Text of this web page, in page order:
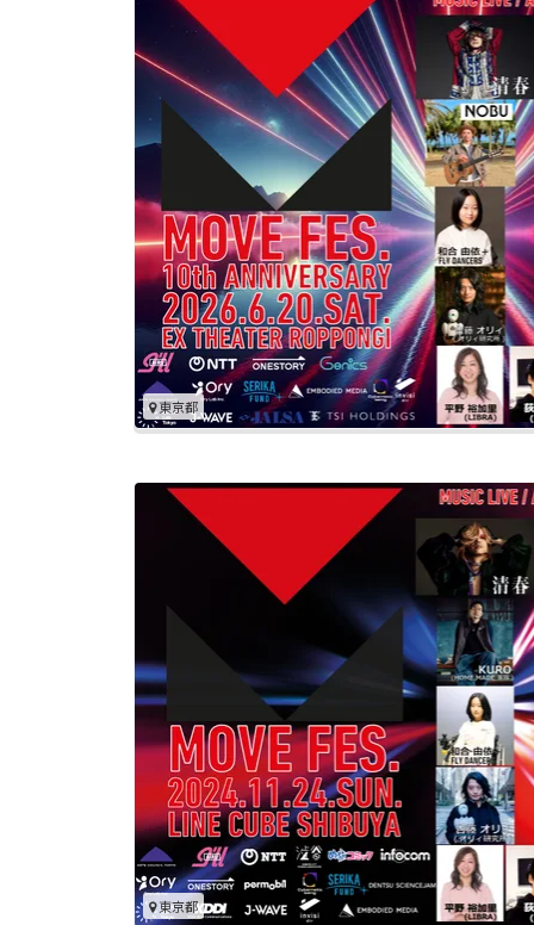
東京都
東京都